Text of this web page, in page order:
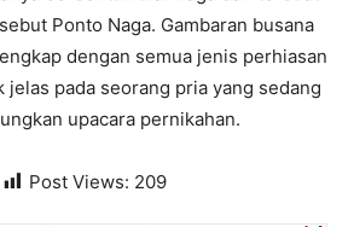
Ponto Naga. Gambaran busana
dengan semua jenis perhiasan
jelas pada seorang pria yang sedang
upacara pernikahan.
Post Views: 209